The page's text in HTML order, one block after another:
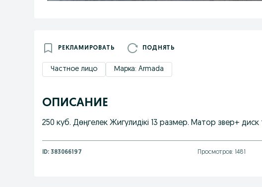
РЕКЛАМИРОВАТЬ ПОДНЯТЬ
Частное лицо Марка: Armada
ОПИСАНИЕ
250 куб. Дөңгелек Жигулидікі 13 размер. Матор звер+
ID: 383066197 Просмотров: 1481